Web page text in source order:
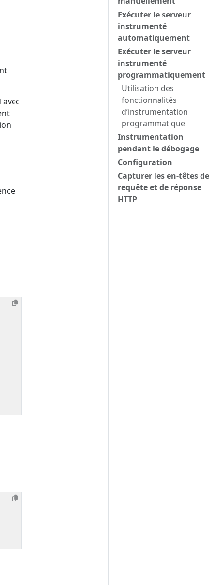
Exécuter le serveur
instrumenté
automatiquement
Exécuter le serveur
instrumenté
programmatiquement
Utilisation des
fonctionnalités
d’instrumentation
programmatique
Instrumentation
pendant le débogage
Configuration
Capturer les en-têtes de
requête et de réponse
HTTP
avec